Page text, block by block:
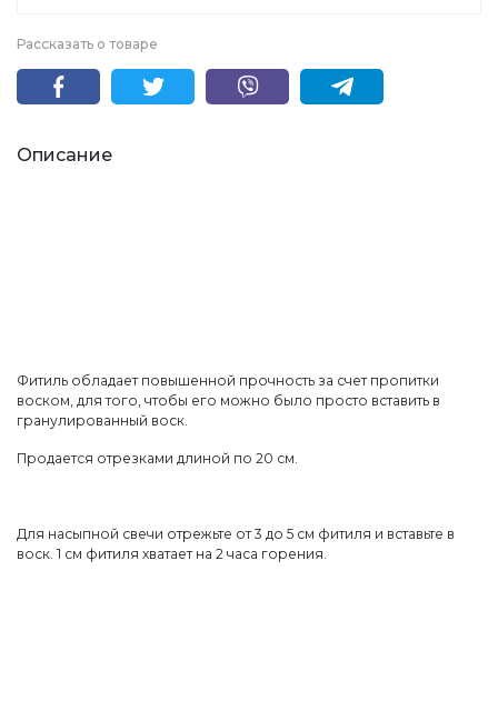
Рассказать о товаре
Описание
Фитиль обладает повышенной прочность за счет пропитки
воском, длятого, чтобы его можно было просто вставить в
гранулированный воск.
Продается отрезками длиной по 20 см.
Для насыпной свечи отрежьте от 3 до 5 см фитиля и вставьте в
воск. 1 см фитиля хватает на 2 часа горения.